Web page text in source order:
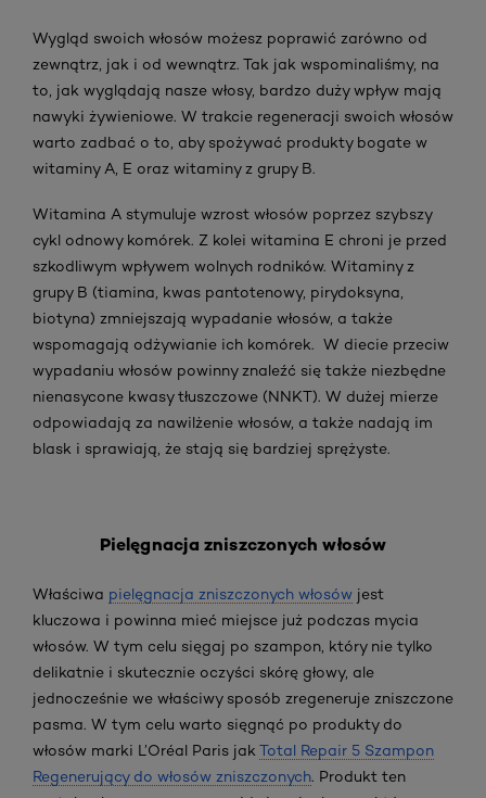
Wygląd swoich włosów możesz poprawić zarówno od
zewnątrz, jak i od wewnątrz. Tak jak wspominaliśmy, na
to, jak wyglądają nasze włosy, bardzo duży wpływ mają
nawyki żywieniowe. W trakcie regeneracji swoich włosów
warto zadbać o to, aby spożywać produkty bogate w
witaminy A, E oraz witaminy z grupy B.
Witamina A stymuluje wzrost włosów poprzez szybszy
cykl odnowy komórek. Z kolei witamina E chroni je przed
szkodliwym wpływem wolnych rodników. Witaminy z
grupy B (tiamina, kwas pantotenowy, pirydoksyna,
biotyna) zmniejszają wypadanie włosów, a także
wspomagają odżywianie ich komórek. W diecie przeciw
wypadaniu włosów powinny znaleźć się także niezbędne
nienasycone kwasy tłuszczowe (NNKT). W dużej mierze
odpowiadają za nawilżenie włosów, a także nadają im
blask i sprawiają, że stają się bardziej sprężyste.
Pielęgnacja zniszczonych włosów
Właściwa pielęgnacja zniszczonych włosów jest
kluczowa i powinna mieć miejsce już podczas mycia
włosów. W tym celu sięgaj po szampon, który nie tylko
delikatnie i skutecznie oczyści skórę głowy, ale
jednocześnie we właściwy sposób zregeneruje zniszczone
pasma. W tym celu warto sięgnąć po produkty do
włosów marki L’Oréal Paris jak Total Repair 5 Szampon
Regenerujący do włosów zniszczonych. Produkt ten